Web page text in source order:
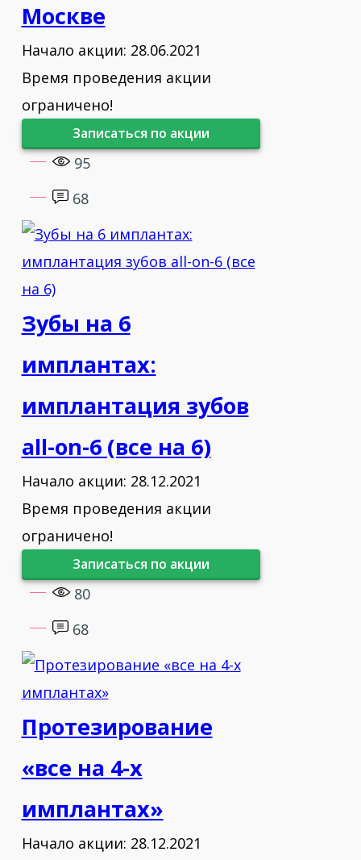
Москве
Начало акции: 28.06.2021
Время проведения акции
ограничено!
Записаться по акции
95
68
Зубы на 6
имплантах:
имплантация зубов
all-on-6 (все на 6)
Начало акции: 28.12.2021
Время проведения акции
ограничено!
Записаться по акции
80
68
Протезирование
«все на 4-х
имплантах»
Начало акции: 28.12.2021